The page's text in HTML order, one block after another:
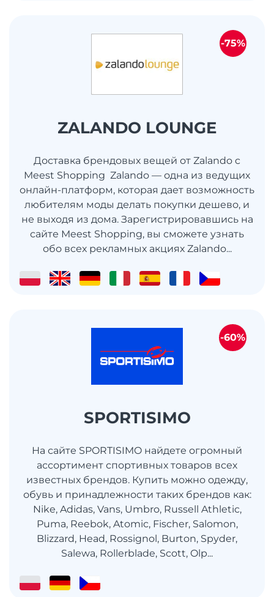
ZALANDO LOUNGE
Доставка брендовых вещей от Zalando c
Meest Shopping Zalando — одна из ведущих
онлайн-платформ, которая дает возможность
любителям моды делать покупки дешево, и
не выходя из дома. Зарегистрировавшись на
сайте Meest Shopping, вы сможете узнать
обо всех рекламных акциях Zalando...
-75%
SPORTISIMO
На сайте SPORTISIMO найдете огромный
ассортимент спортивных товаров всех
известных брендов. Купить можно одежду,
обувь и принадлежности таких брендов как:
Nike, Adidas, Vans, Umbro, Russell Athletic,
Puma, Reebok, Atomic, Fischer, Salomon,
Blizzard, Head, Rossignol, Burton, Spyder,
Salewa, Rollerblade, Scott, Olp...
-60%